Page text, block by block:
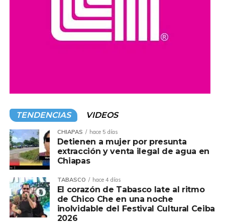
TENDENCIAS VIDEOS
CHIAPAS hace 5 días
Detienen a mujer por presunta
extracción y venta ilegal de agua en
Chiapas
TABASCO hace 4 días
El corazón de Tabasco late al ritmo
de Chico Che en una noche
inolvidable del Festival Cultural Ceiba
2026